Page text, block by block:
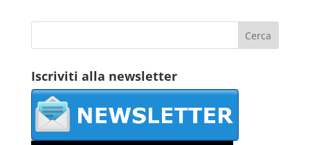
Iscriviti alla newsletter